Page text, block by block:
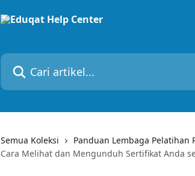
Cari artikel...
Semua Koleksi
Panduan Lembaga Pelatihan
Cara Melihat dan Mengunduh Sertifikat Anda